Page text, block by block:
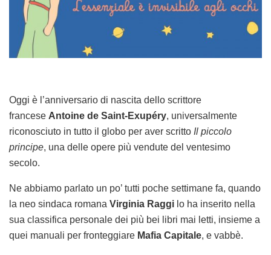
Oggi è l’anniversario di nascita dello scrittore
francese Antoine de Saint-Exupéry, universalmente
riconosciuto in tutto il globo per aver scritto Il piccolo
principe, una delle opere più vendute del ventesimo
secolo.
Ne abbiamo parlato un po’ tutti poche settimane fa, quando
la neo sindaca romana Virginia Raggi lo ha inserito nella
sua classifica personale dei più bei libri mai letti, insieme a
quei manuali per fronteggiare Mafia Capitale, e vabbè.